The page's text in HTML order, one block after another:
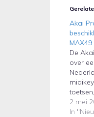
Akai
De
over
2 mei
In